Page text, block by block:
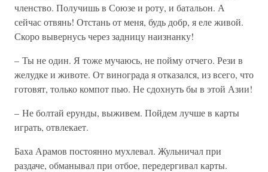
членство. Получишь в Союзе и роту, и батальон. А
сейчас отвянь! Отстань от меня, будь добр, я еле живой.
Скоро вывернусь через задницу наизнанку!
– Ты не один. Я тоже мучаюсь, не пойму отчего. Рези в
желудке и животе. От винограда я отказался, из всего, что
готовят, только компот пью. Не сдохнуть бы в этой Азии!
– Не болтай ерунды, выживем. Пойдем лучше в карты
играть, отвлекает.
Баха Арамов постоянно мухлевал. Жульничал при
раздаче, обманывал при отбое, передергивал карты.